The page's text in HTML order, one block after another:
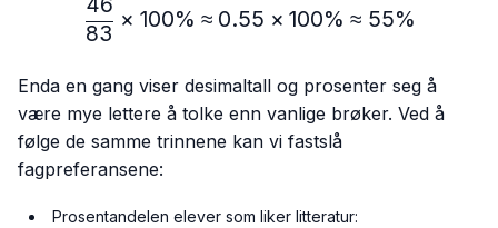
\frac{46}{83} × 100\%
83
× 100% ≈ 0.55 × 100% ≈ 55%
Enda en gang viser desimaltall og prosenter seg å
være mye lettere å tolke enn vanlige brøker. Ved å
følge de samme trinnene kan vi fastslå
fagpreferansene:
Prosentandelen elever som liker litteratur: